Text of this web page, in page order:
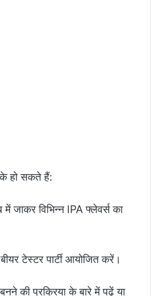
हो सकते हैं:
जाकर विभिन्न IPA फ्लेवर्स का
टेस्टर पार्टी आयोजित करें।
की प्रक्रिया के बारे में पढ़ें या